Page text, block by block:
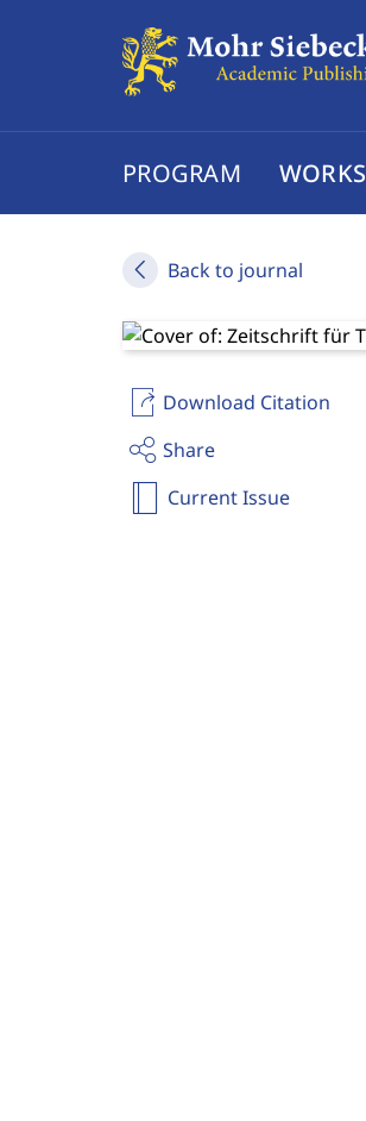
PROGRAM WORKS
Back to journal
Download Citation
Share
Current Issue